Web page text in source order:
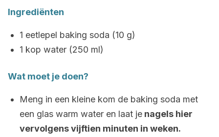
Ingrediënten
1 eetlepel baking soda (10 g)
1 kop water (250 ml)
Wat moet je doen?
Meng in een kleine kom de baking soda met
een glas warm water en laat je nagels hier
vervolgens vijftien minuten in weken.